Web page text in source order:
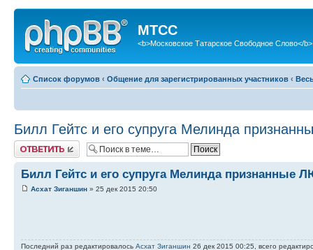
МТСС
<b>Московское Татарское Свободное Слово</b>
Список форумов ‹ Общение для зарегистрированных участников ‹
Билл Гейтс и его супруга Мелинда
Ответить
Билл Гейтс и его супруга Мелинда
Асхат Зиганшин » 25 дек 2015 20:50
Последний раз редактировалось Асхат Зиганшин 26 дек 2015 00:25, всего